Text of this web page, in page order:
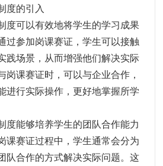
度的引入
度可以有效地将学生的学习成果
过参加岗课赛证，学生可以接触
践场景，从而增强他们解决实际
岗课赛证时，可以与企业合作，
进行实际操作，更好地掌握所学
度能够培养学生的团队合作能力
课赛证过程中，学生通常会分为
队合作的方式解决实际问题。这